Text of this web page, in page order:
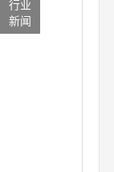
行业
新闻